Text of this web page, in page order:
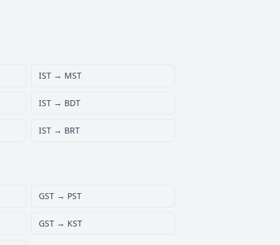
IST → MST
IST → BDT
IST → BRT
GST → PST
GST → KST